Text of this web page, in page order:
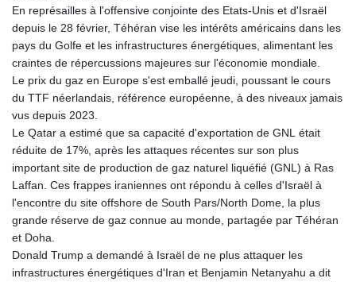
En représailles à l'offensive conjointe des Etats-Unis et d'Israël
depuis le 28 février, Téhéran vise les intérêts américains dans les
pays du Golfe et les infrastructures énergétiques, alimentant les
craintes de répercussions majeures sur l'économie mondiale.
Le prix du gaz en Europe s'est emballé jeudi, poussant le cours
du TTF néerlandais, référence européenne, à des niveaux jamais
vus depuis 2023.
Le Qatar a estimé que sa capacité d'exportation de GNL était
réduite de 17%, après les attaques récentes sur son plus
important site de production de gaz naturel liquéfié (GNL) à Ras
Laffan. Ces frappes iraniennes ont répondu à celles d'Israël à
l'encontre du site offshore de South Pars/North Dome, la plus
grande réserve de gaz connue au monde, partagée par Téhéran
et Doha.
Donald Trump a demandé à Israël de ne plus attaquer les
infrastructures énergétiques d'Iran et Benjamin Netanyahu a dit